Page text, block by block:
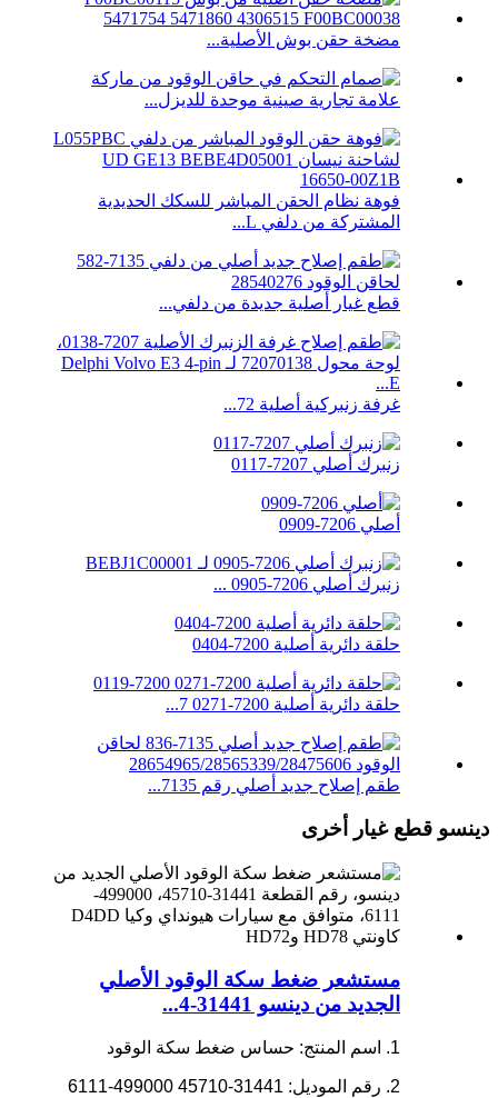
مضخة حقن بوش الأصلية...
علامة تجارية صينية موحدة للديزل...
فوهة نظام الحقن المباشر للسكك الحديدية
المشتركة من دلفي L...
قطع غيار أصلية جديدة من دلفي...
غرفة زنبركية أصلية 72...
زنبرك أصلي 7207-0117
أصلي 7206-0909
زنبرك أصلي 7206-0905 ...
حلقة دائرية أصلية 7200-0404
حلقة دائرية أصلية 7200-0271 7...
طقم إصلاح جديد أصلي رقم 7135...
دينسو قطع غيار أخرى
مستشعر ضغط سكة الوقود الأصلي
الجديد من دينسو 31441-4...
1. اسم المنتج: حساس ضغط سكة الوقود
2. رقم الموديل: 31441-45710 499000-6111